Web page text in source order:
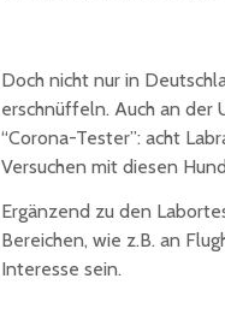
Doch nicht nur in
erschnüffeln. Auch an
“Corona-Tester”: acht
Versuchen mit diesen
Ergänzend zu den
Bereichen, wie z.B. an
Interesse sein.